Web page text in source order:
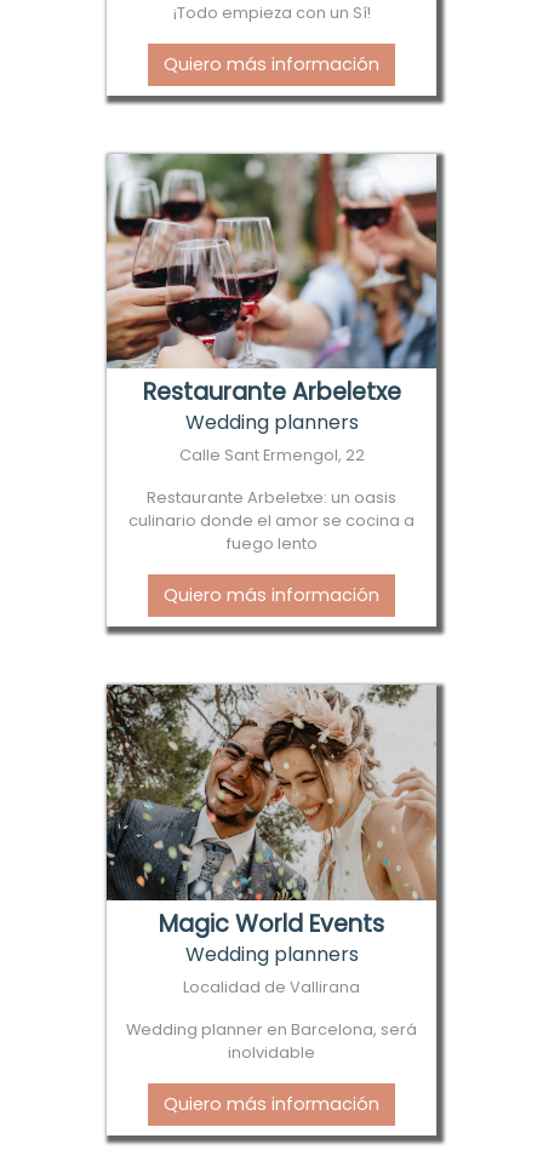
¡Todo empieza con un Sí!
Quiero más información
Restaurante Arbeletxe
Wedding planners
Calle Sant Ermengol, 22
Restaurante Arbeletxe: un oasis
culinario donde el amor se cocina a
fuego lento
Quiero más información
Magic World Events
Wedding planners
Localidad de Vallirana
Wedding planner en Barcelona, será
inolvidable
Quiero más información